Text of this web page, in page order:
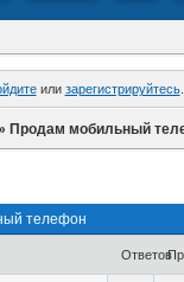
или зарегистрируйтесь.
Продам мобильный
телефон
Ответов